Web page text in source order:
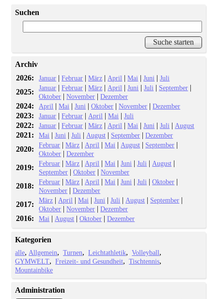
Suchen
Archiv
2026:
Januar |Februar |März | April |Mai |Juni |Juli
2025: Januar |Februar |März | April |Juni |Juli | September |
Oktober |November |Dezember
2024: April |Mai |Juni |Oktober |November |Dezember
2023: Januar |Februar | April |Mai |Juli
2022: Januar |Februar |März | April |Mai |Juni |Juli | August
2021: Mai |Juni |Juli | August | September |Dezember
2020: Februar |März | April |Mai | August | September |
Oktober |Dezember
2019: Februar |März | April |Mai |Juni |Juli | August |
September |Oktober |November
2018: Februar |März | April |Mai |Juni |Juli |Oktober |
November |Dezember
2017: März | April |Mai |Juni |Juli | August | September |
Oktober |November |Dezember
2016: Mai | August |Oktober |Dezember
Kategorien
alle Allgemein Turnen Leichtathletik
Volleyball
GYMWELT
Freizeit- und Gesundheit
Tischtennis
Mountainbike
Administration